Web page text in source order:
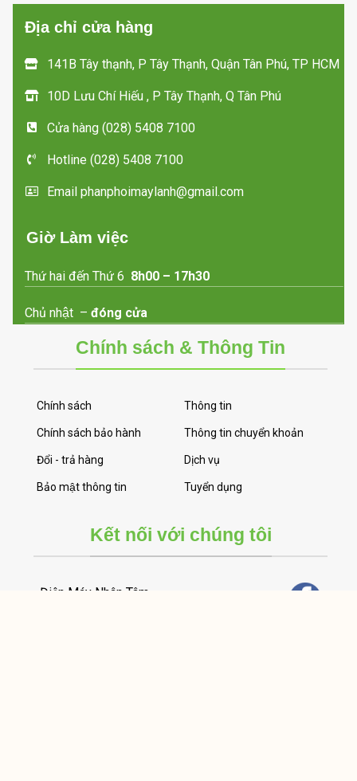
Địa chỉ cửa hàng
141B Tây thạnh, P Tây Thạnh, Quận Tân Phú, TP HCM
10D Lưu Chí Hiếu , P Tây Thạnh, Q Tân Phú
Cửa hàng (028) 5408 7100
Hotline (028) 5408 7100
Email phanphoimaylanh@gmail.com
Giờ Làm việc
Thứ hai đến Thứ 6 8h00 – 17h30
Chủ nhật –đóng cửa
Chính sách & Thông Tin
Chính sách
Chính sách bảo hành
Đổi - trả hàng
Bảo mật thông tin
Thông tin
Thông tin chuyển khoản
Dịch vụ
Tuyển dụng
Kết nối với chúng tôi
Điện Máy Nhân Tâm